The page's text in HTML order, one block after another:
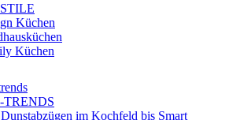
Küchen
Küchen
im Kochfeld bis Smart